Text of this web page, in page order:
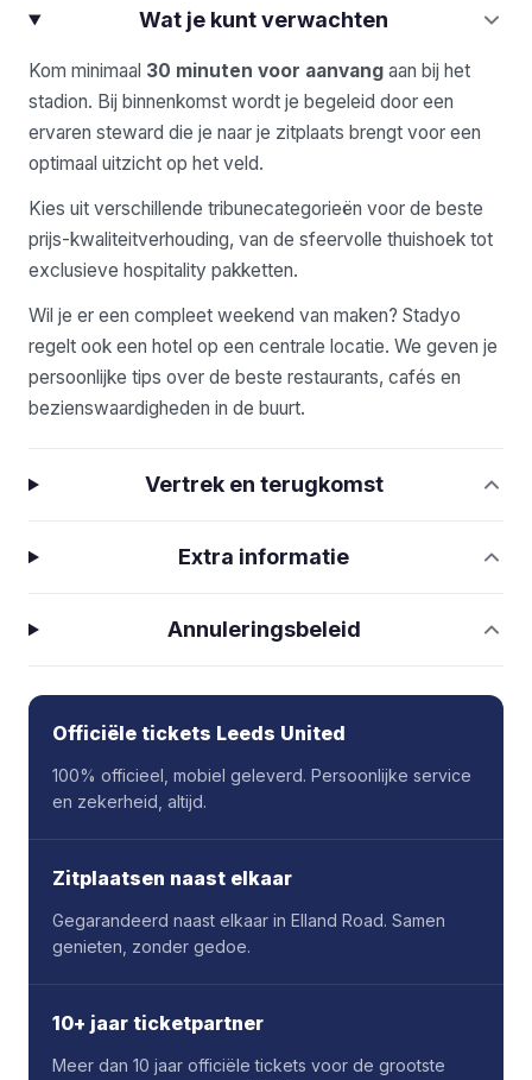
Wat je kunt verwachten
Kom minimaal 30 minuten voor aanvang aan bij het
stadion. Bij binnenkomst wordt je begeleid door een
ervaren steward die je naar je zitplaats brengt voor een
optimaal uitzicht op het veld.
Kies uit verschillende tribunecategorieën voor de beste
prijs-kwaliteitverhouding, van de sfeervolle thuishoek tot
exclusieve hospitality pakketten.
Wil je er een compleet weekend van maken? Stadyo
regelt ook een hotel op een centrale locatie. We geven je
persoonlijke tips over de beste restaurants, cafés en
bezienswaardigheden in de buurt.
Vertrek en terugkomst
Extra informatie
Annuleringsbeleid
Officiële tickets Leeds United
100% officieel, mobiel geleverd. Persoonlijke service
en zekerheid, altijd.
Zitplaatsen naast elkaar
Gegarandeerd naast elkaar in Elland Road. Samen
genieten, zonder gedoe.
10+ jaar ticketpartner
Meer dan 10 jaar officiële tickets voor de grootste